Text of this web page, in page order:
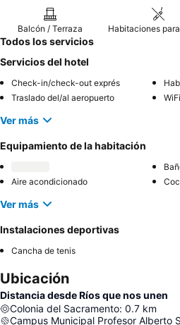
Balcón / Terraza
Todos los servicios
Servicios del hotel
Check-in/check-out exprés
Traslado del/al aeropuerto
Ver más
Equipamiento de la habitación
Aire acondicionado
Ver más
Instalaciones deportivas
Cancha de tenis
Ubicación
Distancia desde Ríos que nos unen
Colonia del Sacramento: 0.7 km
Campus Municipal Profesor Alberto